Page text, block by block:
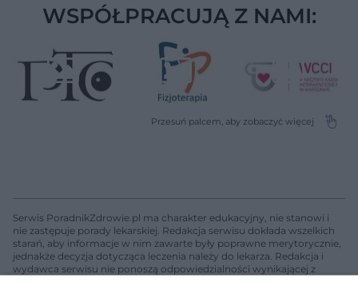
WSPÓŁPRACUJĄ Z NAMI:
Serwis PoradnikZdrowie.pl ma charakter edukacyjny, nie stanowi i
nie zastępuje porady lekarskiej. Redakcja serwisu dokłada wszelkich
starań, aby informacje w nim zawarte były poprawne merytorycznie,
jednakże decyzja dotycząca leczenia należy do lekarza. Redakcja i
wydawca serwisu nie ponoszą odpowiedzialności wynikającej z